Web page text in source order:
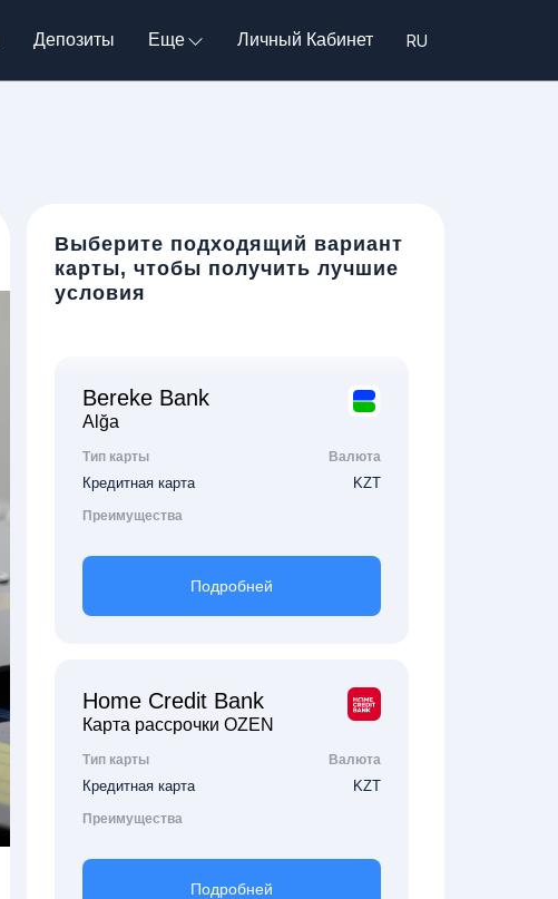
Депозиты Еще Личный Кабинет
Выберите подходящий вариант
карты, чтобы получить лучшие
условия
Bereke Bank
Alğa
Тип карты Валюта
Кредитная карта KZT
Преимущества
Подробней
Home Credit Bank
Карта рассрочки OZEN
Тип карты Валюта
Кредитная карта KZT
Преимущества
Подробней